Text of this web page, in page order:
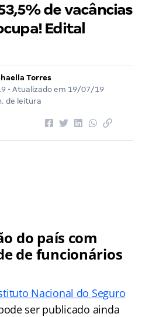
de vacâncias
Edital
Torres
• Atualizado em 19/07/19
de leitura
do país com
de funcionários
Nacional do Seguro
ser publicado ainda